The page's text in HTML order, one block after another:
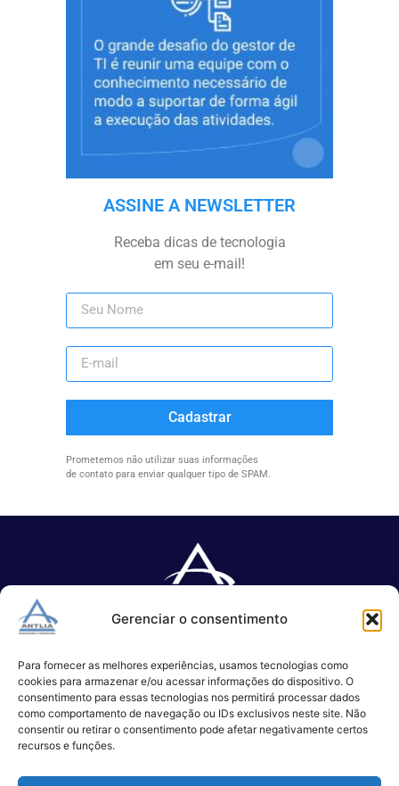
Gerenciar o consentimento
Para fornecer as melhores experiências, usamos tecnologias como
cookies para armazenar e/ou acessar informações do dispositivo. O
consentimento para essas tecnologias nos permitirá processar dados
como comportamento de navegação ou IDs exclusivos neste site. Não
consentir ou retirar o consentimento pode afetar negativamente certos
recursos e funções.
ASSINE A NEWSLETTER
Receba dicas de tecnologia
em seu e-mail!
Cadastrar
Prometemos não utilizar suas informações
de contato para enviar qualquer tipo de SPAM.
TI.
(11) 3017-0999